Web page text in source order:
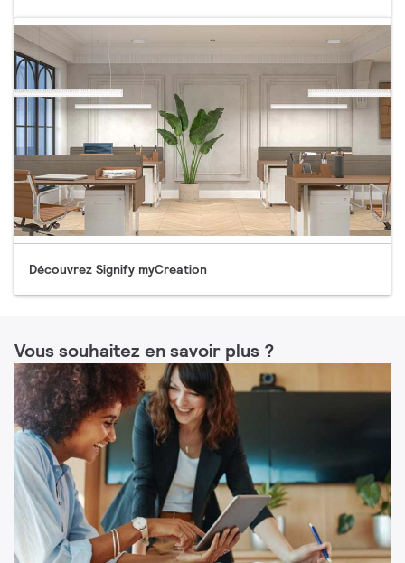
Découvrez Signify myCreation
Vous souhaitez en savoir plus ?